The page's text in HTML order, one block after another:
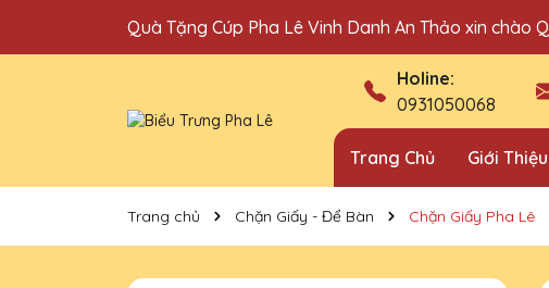
Quà Tặng Cúp Pha Lê Vinh Danh An Thảo xin chào
Địa chỉ bán cúp vinh danh uy tín tại Hà Nội!
Holine:
0931050068
Trang Chủ Giới Thiệu
Trang chủ Chặn Giấy - Để Bàn Chặn Giấy Pha Lê